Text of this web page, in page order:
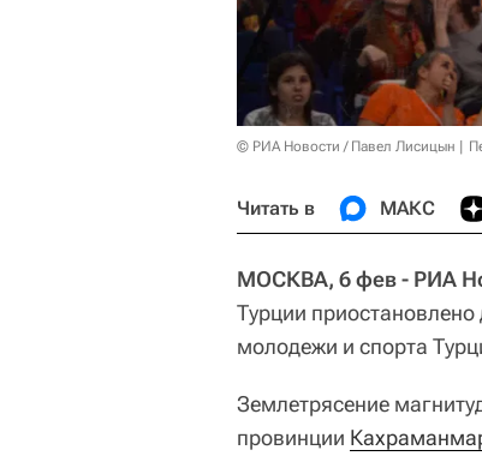
© РИА Новости / Павел Лисицын
Читать в МАКС
МОСКВА, 6 фев - РИА
Турции
молодежи и спорта
Землетрясение
провинции